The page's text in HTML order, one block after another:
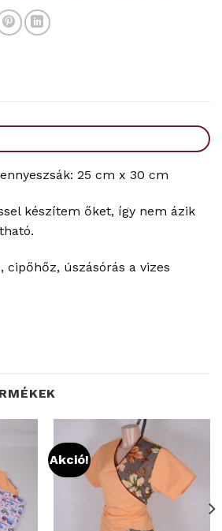
25 cm x 30 cm
készítem őket, így nem ázik
cipőhőz, úszásórás a vizes
Akció!